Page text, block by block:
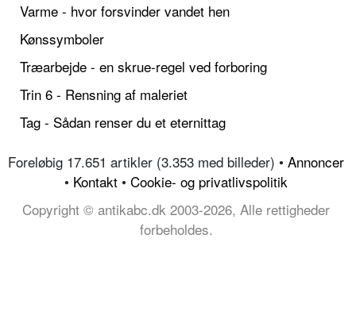
Varme - hvor forsvinder vandet hen
Kønssymboler
Træarbejde - en skrue-regel ved forboring
Trin 6 - Rensning af maleriet
Tag - Sådan renser du et eternittag
Foreløbig 17.651 artikler (3.353 med billeder) • Annoncer
• Kontakt • Cookie- og privatlivspolitik
Copyright © antikabc.dk 2003-2026, Alle rettigheder
forbeholdes.